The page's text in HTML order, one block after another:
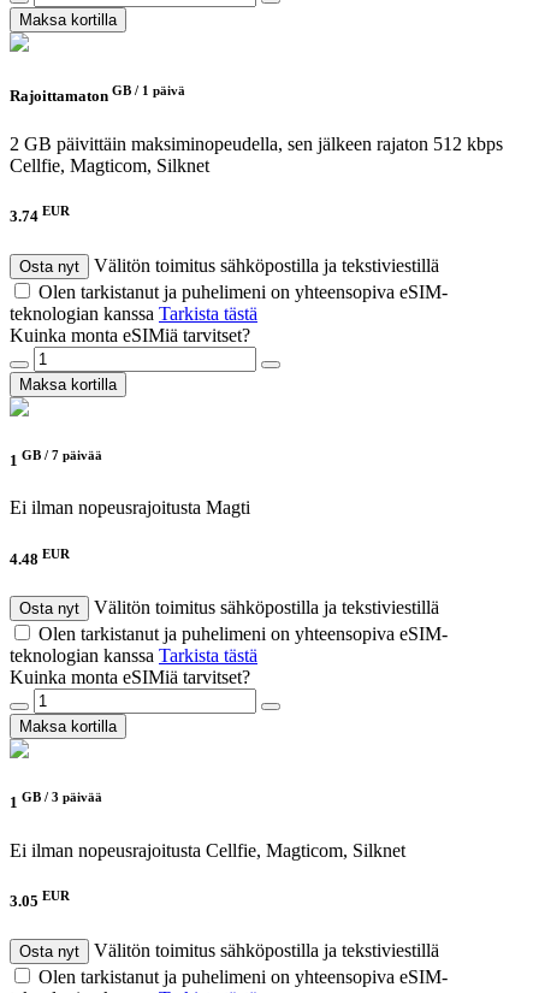
Maksa kortilla
Rajoittamaton GB / 1 päivä
2 GB päivittäin maksiminopeudella, sen jälkeen rajaton 512 kbps
Cellfie, Magticom, Silknet
3.74 EUR
Osta nyt
Välitön toimitus sähköpostilla ja tekstiviestillä
Olen tarkistanut ja puhelimeni on yhteensopiva eSIM-
teknologian kanssa Tarkista tästä
Kuinka monta eSIMiä tarvitset?
Maksa kortilla
1 GB / 7 päivää
Ei ilman nopeusrajoitusta Magti
4.48 EUR
Osta nyt
Välitön toimitus sähköpostilla ja tekstiviestillä
Olen tarkistanut ja puhelimeni on yhteensopiva eSIM-
teknologian kanssa Tarkista tästä
Kuinka monta eSIMiä tarvitset?
Maksa kortilla
1 GB / 3 päivää
Ei ilman nopeusrajoitusta Cellfie, Magticom, Silknet
3.05 EUR
Osta nyt
Välitön toimitus sähköpostilla ja tekstiviestillä
Olen tarkistanut ja puhelimeni on yhteensopiva eSIM-